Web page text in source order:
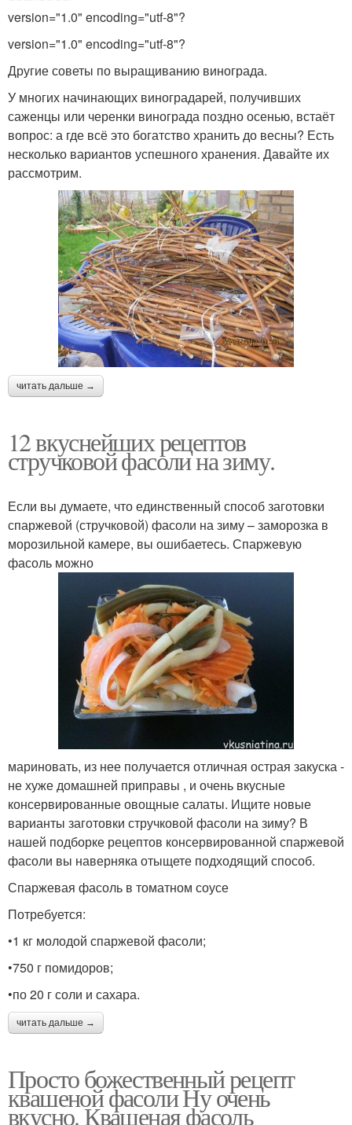
version="1.0" encoding="utf-8"?
version="1.0" encoding="utf-8"?
Другие советы по выращиванию винограда.
У многих начинающих виноградарей, получивших
саженцы или черенки винограда поздно осенью, встаёт
вопрос: а где всё это богатство хранить до весны? Есть
несколько вариантов успешного хранения. Давайте их
рассмотрим.
читать дальше →
12 вкуснейших рецептов
стручковой фасоли на зиму.
Если вы думаете, что единственный способ заготовки
спаржевой (стручковой) фасоли на зиму – заморозка в
морозильной камере, вы ошибаетесь. Спаржевую
фасоль можно
мариновать, из нее получается отличная острая закуска -
не хуже домашней приправы , и очень вкусные
консервированные овощные салаты. Ищите новые
варианты заготовки стручковой фасоли на зиму? В
нашей подборке рецептов консервированной спаржевой
фасоли вы наверняка отыщете подходящий способ.
Спаржевая фасоль в томатном соусе
Потребуется:
•1 кг молодой спаржевой фасоли;
•750 г помидоров;
•по 20 г соли и сахара.
читать дальше →
Просто божественный рецепт
квашеной фасоли Ну очень
вкусно. Квашеная фасоль